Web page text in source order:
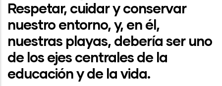
Respetar, cuidar y conservar
nuestro entorno, y, en él,
nuestras playas, debería ser uno
de los ejes centrales de la
educación y de la vida.